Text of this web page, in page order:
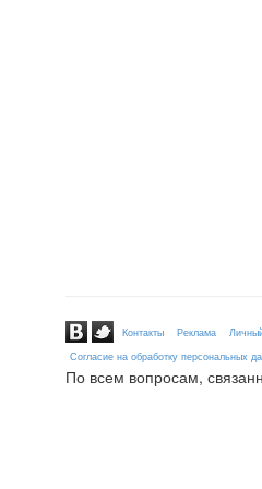
Контакты Реклама
Согласие на обработку персональных
По всем вопросам,